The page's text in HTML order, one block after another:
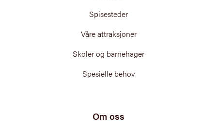
Spisesteder
Våre attraksjoner
Skoler og barnehager
Spesielle behov
Om oss